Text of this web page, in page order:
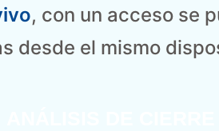
, con un acceso se
desde el mismo